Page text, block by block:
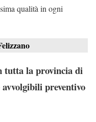
qualità in ogni
tutta la provincia di
preventivo